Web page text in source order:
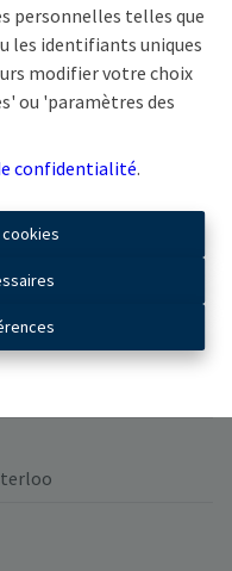
personnelles telles que
les identifiants uniques
modifier votre choix
ou 'paramètres des
confidentialité.